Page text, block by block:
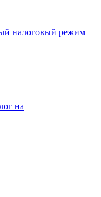
налоговый режим
на